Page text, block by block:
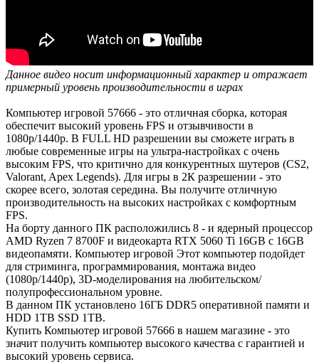
Данное видео носит информационный характер и отражает
примерный уровень производительности в играх
Компьютер игровой 57666 - это отличная сборка, которая
обеспечит высокий уровень FPS и отзывчивости в
1080р/1440р. В FULL HD разрешении вы сможете играть в
любые современные игры на ультра-настройках с очень
высоким FPS, что критично для конкурентных шутеров (CS2,
Valorant, Apex Legends). Для игры в 2К разрешении - это
скорее всего, золотая середина. Вы получите отличную
производительность на высоких настройках с комфортным
FPS.
На борту данного ПК расположились 8 - и ядерный процессор
AMD Ryzen 7 8700F и видеокарта RTX 5060 Ti 16GB с 16GB
видеопамяти. Компьютер игровой Этот компьютер подойдет
для стриминга, программирования, монтажа видео
(1080р/1440р), 3D-моделирования на любительском/
полупрофессиональном уровне.
В данном ПК установлено 16ГБ DDR5 оперативной памяти и
HDD 1TB SSD 1TB.
Купить Компьютер игровой 57666 в нашем магазине - это
значит получить компьютер высокого качества с гарантией и
высокий уровень сервиса.